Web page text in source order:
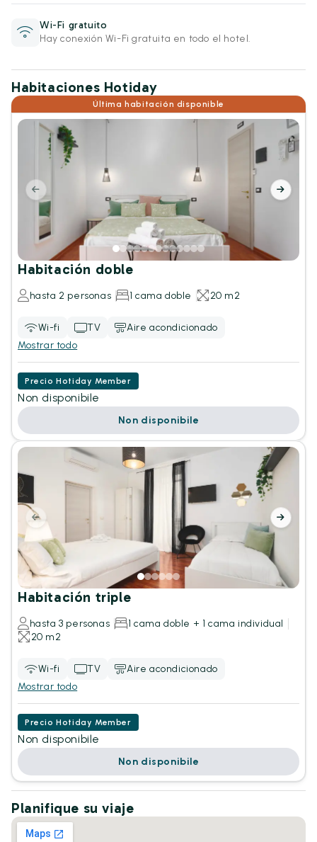
Wi-Fi gratuito
Hay conexión Wi-Fi gratuita en todo el hotel.
Habitaciones Hotiday
Última habitación disponible
Habitación doble
hasta 2 personas 1 cama doble 20 m2
Wi-fi TV
Aire acondicionado
Mostrar todo
Precio Hotiday Member
Non disponibile
Non disponibile
Habitación triple
hasta 3 personas
1 cama doble + 1 cama individual
20 m2
Wi-fi TV
Aire acondicionado
Mostrar todo
Precio Hotiday Member
Non disponibile
Non disponibile
Planifique su viaje